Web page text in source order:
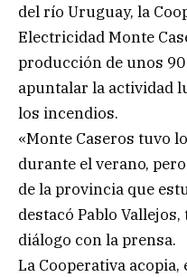
del río Uruguay, la
Electricidad Monte
producción de unos
apuntalar la actividad
los incendios.
«Monte Caseros tuvo
durante el verano,
de la provincia que
destacó Pablo
diálogo con la prensa.
La Cooperativa